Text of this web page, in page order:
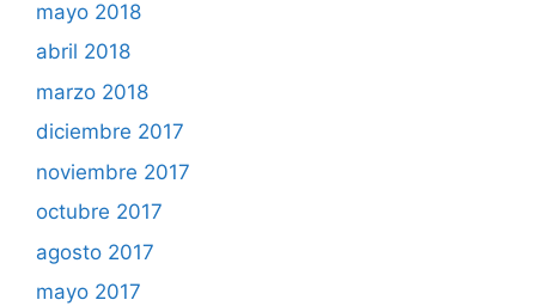
mayo 2018
abril 2018
marzo 2018
diciembre 2017
noviembre 2017
octubre 2017
agosto 2017
mayo 2017